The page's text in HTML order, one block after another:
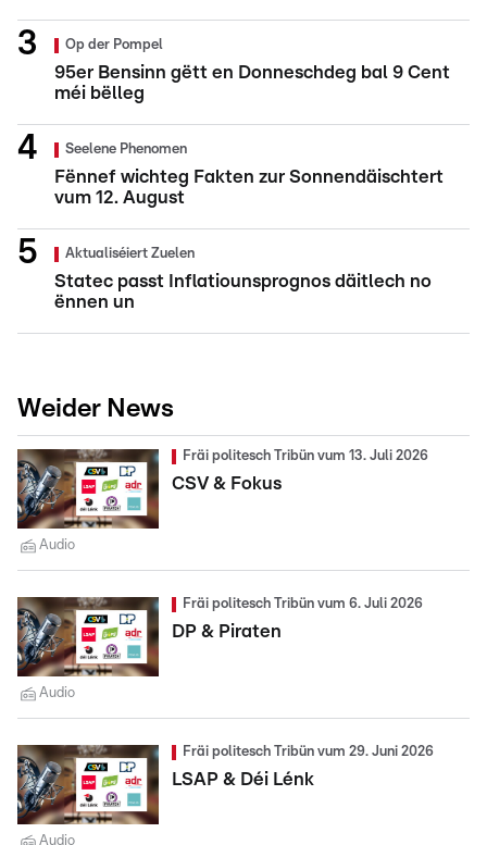
Op der Pompel
95er Bensinn gëtt en Donneschdeg bal 9 Cent
méi bëlleg
Seelene Phenomen
Fënnef wichteg Fakten zur Sonnendäischtert
vum 12. August
Aktualiséiert Zuelen
Statec passt Inflatiounsprognos däitlech no
ënnen un
Weider News
Fräi politesch Tribün vum 13. Juli 2026
CSV & Fokus
Audio
Fräi politesch Tribün vum 6. Juli 2026
DP & Piraten
Audio
Fräi politesch Tribün vum 29. Juni 2026
LSAP & Déi Lénk
Audio